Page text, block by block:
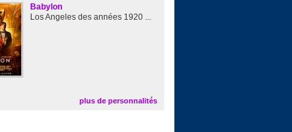
Babylon
Los Angeles des années 1920 ...
plus de personnalités